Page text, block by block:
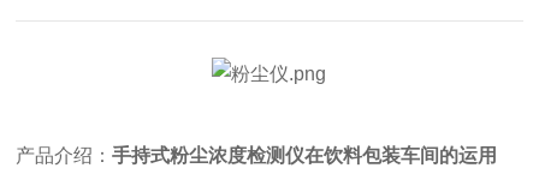
产品介绍：手持式粉尘浓度检测仪在饮料包装车间的运用